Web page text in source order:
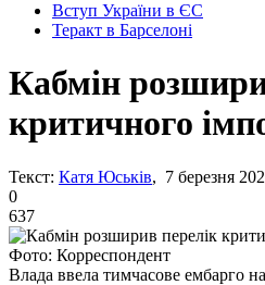
Вступ України в ЄС
Теракт в Барселоні
Кабмін
критичного
Текст: Катя Юськів, 7 березня
0
637
Фото: Корреспондент
Влада ввела тимчасове ембарго